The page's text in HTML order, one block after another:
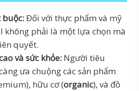
buộc:Đối với thực phẩm và mỹ
không phải là một lựa chọn mà
quyết.
và sức khỏe:Người tiêu
ưa chuộng các sản phẩm
hữu cơ (organic), và đồ